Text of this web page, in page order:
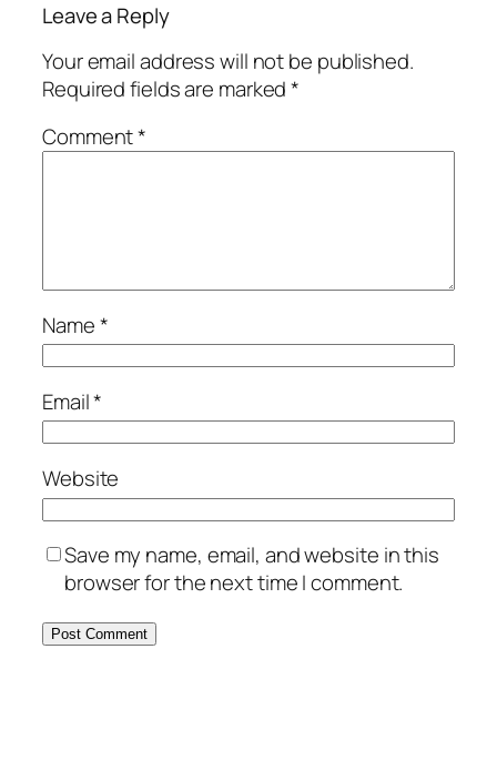
Leave a Reply
Your email address will not be published.
Required fields are marked*
Comment*
Name*
Email*
Website
Save my name, email, and website in this
browser for the next time I comment.